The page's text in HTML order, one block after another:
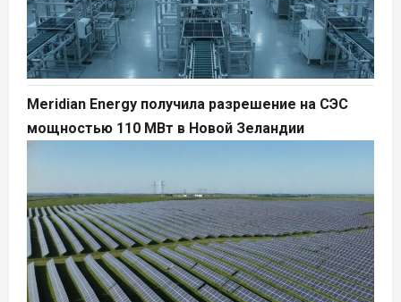
Meridian Energy получила разрешение на СЭС
мощностью 110 МВт в Новой Зеландии